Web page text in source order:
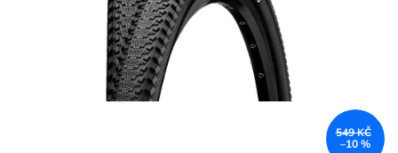
549 KČ
–10 %